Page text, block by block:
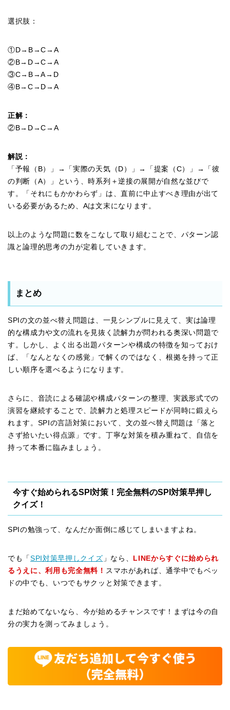
選択肢：
①D→B→C→A
②B→D→C→A
③C→B→A→D
④B→C→D→A
正解：
②B→D→C→A
解説：
「予報（B）」→「実際の天気（D）」→「提案（C）」→「彼
の判断（A）」という、時系列＋逆接の展開が自然な並びで
す。「それにもかかわらず」は、直前に中止すべき理由が出て
いる必要があるため、Aは文末になります。
以上のような問題に数をこなして取り組むことで、パターン認
識と論理的思考の力が定着していきます。
まとめ
SPIの文の並べ替え問題は、一見シンプルに見えて、実は論理
的な構成力や文の流れを見抜く読解力が問われる奥深い問題で
す。しかし、よく出る出題パターンや構成の特徴を知っておけ
ば、「なんとなくの感覚」で解くのではなく、根拠を持って正
しい順序を選べるようになります。
さらに、音読による確認や構成パターンの整理、実践形式での
演習を継続することで、読解力と処理スピードが同時に鍛えら
れます。SPIの言語対策において、文の並べ替え問題は「落と
さず拾いたい得点源」です。丁寧な対策を積み重ねて、自信を
持って本番に臨みましょう。
今すぐ始められるSPI対策！完全無料のSPI対策早押し
クイズ！
SPIの勉強って、なんだか面倒に感じてしまいますよね。
でも「SPI対策早押しクイズ 」なら、
LINEからすぐに始められ
るうえに、利用も完全無料！ スマホがあれば、通学中でもベッ
ドの中でも、いつでもサクッと対策できます。
まだ始めてないなら、今が始めるチャンスです！まずは今の自
分の実力を測ってみましょう。